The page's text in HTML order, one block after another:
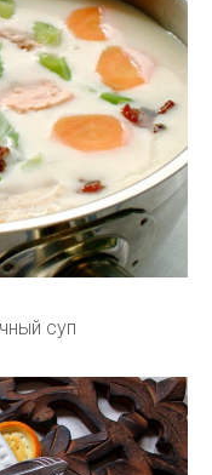
суп